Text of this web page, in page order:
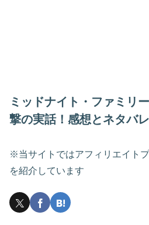
ミッドナイト・ファミリ
撃の実話！感想とネタバレ
※当サイトではアフィリエイト
を紹介しています